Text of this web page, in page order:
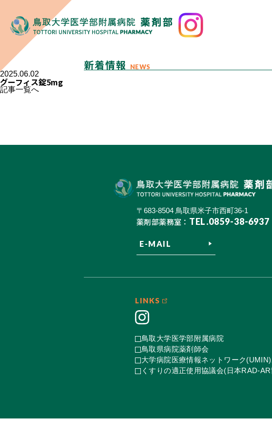
新着情報 NEWS
2025.06.02
グーフィス錠5mg
記事一覧へ
〒683-8504 鳥取県米子市西町36-1
薬剤部薬務室： TEL.0859-38-6937
E-MAIL
LINKS
鳥取大学医学部附属病院
鳥取県病院薬剤師会
大学病院医療情報ネットワーク
くすりの適正使用協議会(日本RAD-